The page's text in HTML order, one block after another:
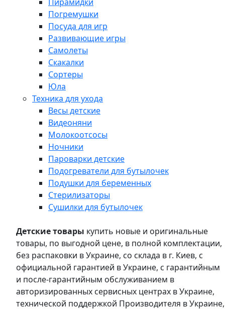
Погремушки
Посуда для игр
Развивающие игры
Самолеты
Скакалки
Сортеры
Юла
Техника для ухода
Весы детские
Видеоняни
Молокоотсосы
Ночники
Пароварки детские
Подогреватели для бутылочек
Подушки для беременных
Стерилизаторы
Сушилки для бутылочек
Детские товары купить новые и оригинальные
товары, по выгодной цене, в полной комплектации,
без распаковки в Украине, со склада в г. Киев, с
официальной гарантией в Украине, с гарантийным
и после-гарантийным обслуживанием в
авторизированных сервисных центрах в Украине,
технической поддержкой Производителя в Украине,